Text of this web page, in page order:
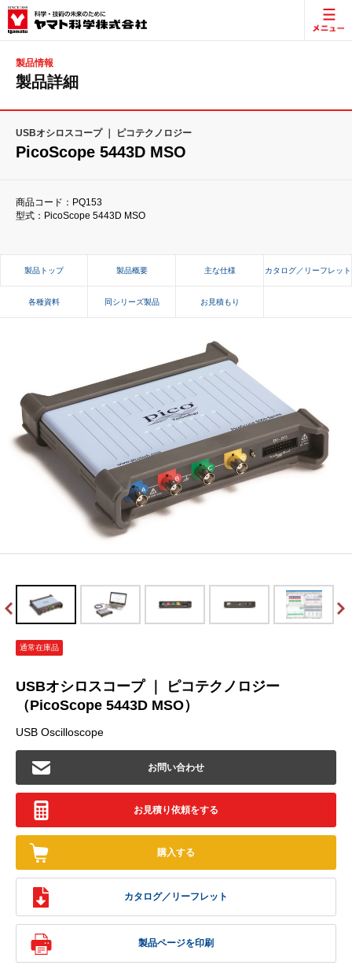
製品情報
製品詳細
USBオシロスコープ ｜ ピコテクノロジー
PicoScope 5443D MSO
商品コード：PQ153
型式：PicoScope 5443D MSO
製品トップ 製品概要 主な仕様 カタログ／リーフレット
各種資料 同シリーズ製品 お見積もり
通常在庫品
USBオシロスコープ ｜ ピコテクノロジー
（PicoScope 5443D MSO）
USB Oscilloscope
お問い合わせ
お見積り依頼をする
購入する
カタログ／リーフレット
製品ページを印刷